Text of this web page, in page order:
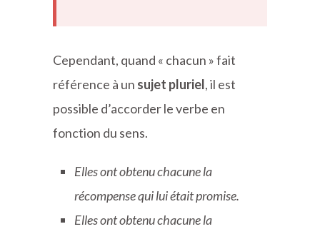
Cependant, quand « chacun » fait
référence à un sujet pluriel, il est
possible d’accorder le verbe en
fonction du sens.
Elles ont obtenu chacune la
récompense qui lui était promise.
Elles ont obtenu chacune la